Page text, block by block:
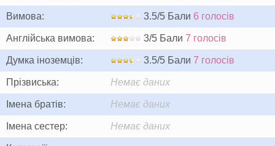
Вимова: 3.5/5 Бали 6 голосів
Англійська вимова: 3/5 Бали 7 голосів
Думка іноземців: 3.5/5 Бали 7 голосів
Прізвиська: Немає даних
Імена братів: Немає даних
Імена сестер: Немає даних